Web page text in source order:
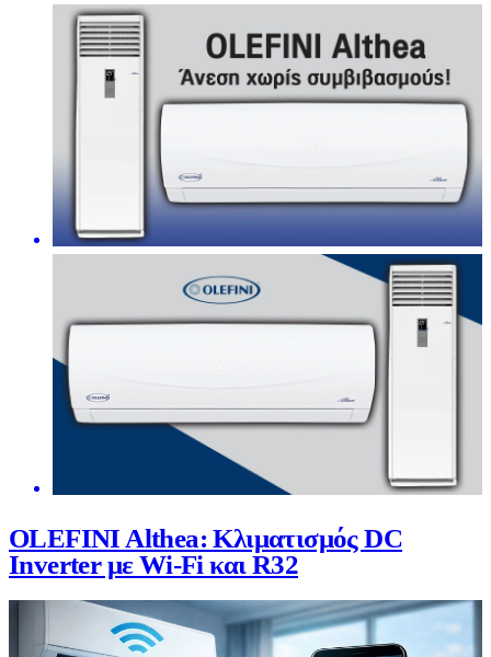
OLEFINI Althea: Κλιματισμός DC
Inverter με Wi-Fi και R32